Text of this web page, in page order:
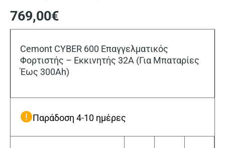
769,00€
Cemont CYBER 600 Επαγγελματικός
Φορτιστής – Εκκινητής 32A (Για Μπαταρίες
Έως 300Ah)
Παράδοση 4-10 ημέρες